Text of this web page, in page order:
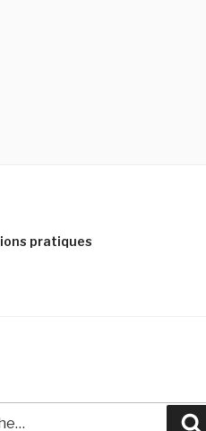
pratiques